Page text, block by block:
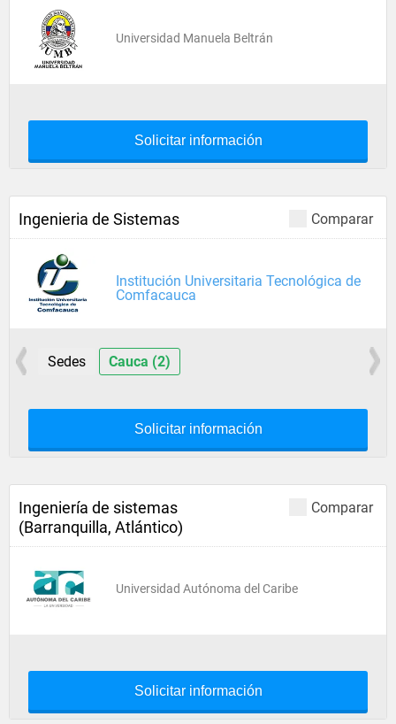
Universidad Manuela Beltrán
Solicitar información
Comparar
Ingenieria de Sistemas
Institución Universitaria Tecnológica de
Comfacauca
Sedes Cauca (2)
Solicitar información
Comparar
Ingeniería de sistemas
(Barranquilla, Atlántico)
Universidad Autónoma del Caribe
Solicitar información